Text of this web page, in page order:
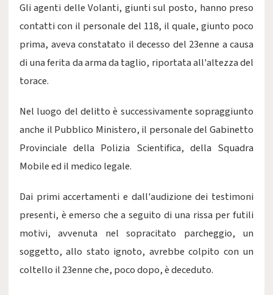
Gli agenti delle Volanti, giunti sul posto, hanno preso
contatti con il personale del 118, il quale, giunto poco
prima, aveva constatato il decesso del 23enne a causa
di una ferita da arma da taglio, riportata all'altezza del
torace.
Nel luogo del delitto è successivamente sopraggiunto
anche il Pubblico Ministero, il personale del Gabinetto
Provinciale della Polizia Scientifica, della Squadra
Mobile ed il medico legale.
Dai primi accertamenti e dall'audizione dei testimoni
presenti, è emerso che a seguito di una rissa per futili
motivi, avvenuta nel sopracitato parcheggio, un
soggetto, allo stato ignoto, avrebbe colpito con un
coltello il 23enne che, poco dopo, è deceduto.